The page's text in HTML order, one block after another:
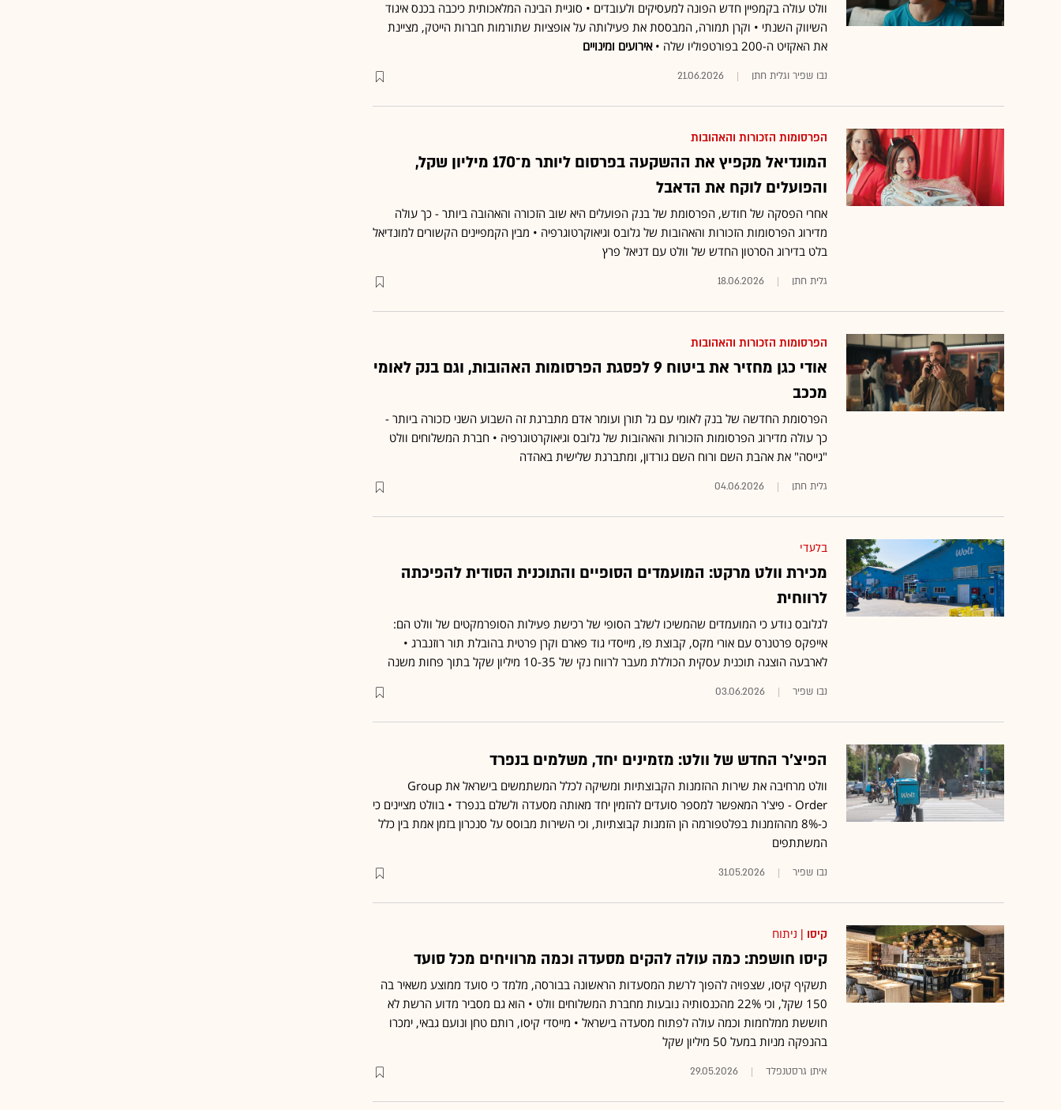
וולט עולה בקמפיין חדש הפונה למעסיקים ולעובדים • סוגיית הבינה המלאכותית כיכבה בכנס איגוד
השיווק השנתי • וקרן תמורה, המבססת את פעילותה על אופציות שתורמות חברות הייטק, מציינת
את האקזיט ה-200 בפורטפוליו שלה •
אירועים ומינויים
נבו שפיר וגלית חתן 21.06.2026
הפרסומות הזכורות והאהובות
המונדיאל מקפיץ את ההשקעה בפרסום ליותר מ־170 מיליון שקל,
והפועלים לוקח את הדאבל
אחרי הפסקה של חודש, הפרסומת של בנק הפועלים היא שוב הזכורה והאהובה ביותר - כך עולה
מדירוג הפרסומות הזכורות והאהובות של גלובס וגיאוקרטוגרפיה • מבין הקמפיינים הקשורים למונדיאל
בלט בדירוג הסרטון החדש של וולט עם דניאל פרץ
גלית חתן 18.06.2026
הפרסומות הזכורות והאהובות
אודי כגן מחזיר את ביטוח 9 לפסגת הפרסומות האהובות, וגם בנק לאומי
מככב
הפרסומת החדשה של בנק לאומי עם גל תורן ועומר אדם מתברגת זה השבוע השני כזכורה ביותר -
כך עולה מדירוג הפרסומות הזכורות והאהובות של גלובס וגיאוקרטוגרפיה • חברת המשלוחים וולט
"גייסה" את אהבת השם ורוח השם גורדון, ומתברגת שלישית באהדה
גלית חתן 04.06.2026
בלעדי
מכירת וולט מרקט: המועמדים הסופיים והתוכנית הסודית להפיכתה
לרווחית
לגלובס נודע כי המועמדים שהמשיכו לשלב הסופי של רכישת פעילות הסופרמקטים של וולט הם:
אייפקס פרטנרס עם אורי מקס, קבוצת פז, מייסדי גוד פארם וקרן פרטית בהובלת תור רוזנברג •
לארבעה הוצגה תוכנית עסקית הכוללת מעבר לרווח נקי של 10-35 מיליון שקל בתוך פחות משנה
נבו שפיר 03.06.2026
הפיצ’ר החדש של וולט: מזמינים יחד, משלמים בנפרד
וולט מרחיבה את שירות ההזמנות הקבוצתיות ומשיקה לכלל המשתמשים בישראל את Group
Order - פיצ'ר המאפשר למספר סועדים להזמין יחד מאותה מסעדה ולשלם בנפרד • בוולט מציינים כי
כ-8% מההזמנות בפלטפורמה הן הזמנות קבוצתיות, וכי השירות מבוסס על סנכרון בזמן אמת בין כלל
המשתתפים
נבו שפיר 31.05.2026
קיסו | ניתוח
קיסו חושפת: כמה עולה להקים מסעדה וכמה מרוויחים מכל סועד
תשקיף קיסו, שצפויה להפוך לרשת המסעדות הראשונה בבורסה, מלמד כי סועד ממוצע משאיר בה
150 שקל, וכי 22% מהכנסותיה נובעות מחברת המשלוחים וולט • הוא גם מסביר מדוע הרשת לא
חוששת ממלחמות וכמה עולה לפתוח מסעדה בישראל • מייסדי קיסו, רותם טחן ונועם גבאי, ימכרו
בהנפקה מניות במעל 50 מיליון שקל
איתן גרסטנפלד 29.05.2026